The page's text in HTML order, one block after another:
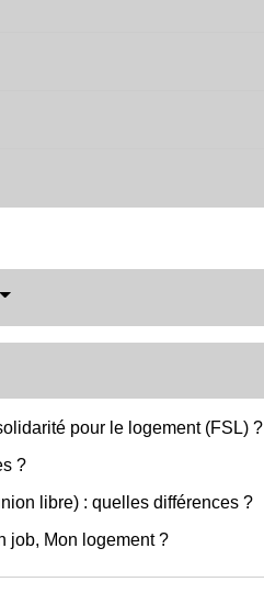
pour le logement (FSL) ?
?
libre) : quelles différences ?
job, Mon logement ?